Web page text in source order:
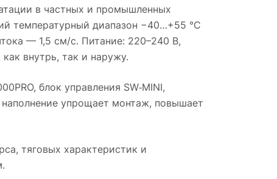
в частных и промышленных
температурный диапазон −40…+55 °C
— 1,5 см/с. Питание: 220–240 В,
внутрь, так и наружу.
блок управления SW‑MINI,
наполнение упрощает монтаж, повышает
тяговых характеристик и